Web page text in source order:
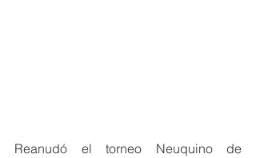
Reanudó el torneo Neuquino de